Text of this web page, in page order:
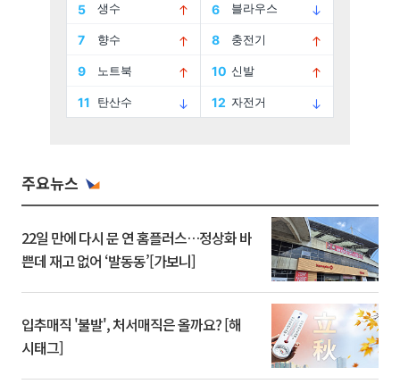
주요뉴스
22일 만에 다시 문 연 홈플러스…정상화 바
쁜데 재고 없어 ‘발동동’[가보니]
입추매직 '불발', 처서매직은 올까요? [해
시태그]